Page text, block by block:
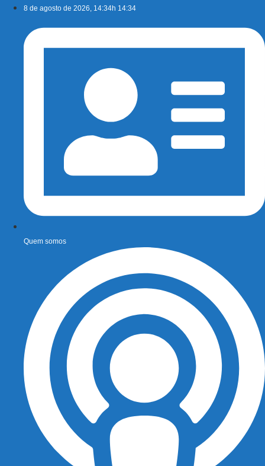
conteúdo
8 de agosto de 2026, 14:34h 14:34
Quem somos